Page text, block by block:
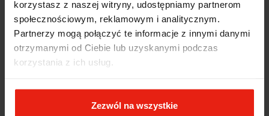
korzystasz z naszej witryny, udostępniamy partnerom
społecznościowym, reklamowym i analitycznym.
Partnerzy mogą połączyć te informacje z innymi danymi
otrzymanymi od Ciebie lub uzyskanymi podczas
korzystania z ich usług.
Zezwól na wszystkie
sprawnie, bez problemów. Bardzo pomocna obsługa
klienta.
wczoraj
Magdalena
oczekiwaniami. Sprzedawca profesjonalny i godny